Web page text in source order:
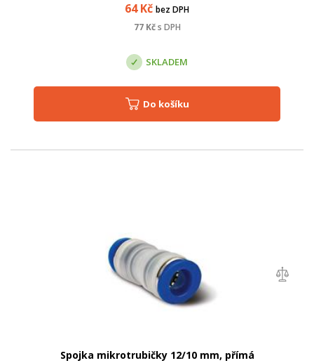
64Kč bez DPH
77Kč s DPH
SKLADEM
Do košíku
Spojka mikrotrubičky 12/10 mm, přímá